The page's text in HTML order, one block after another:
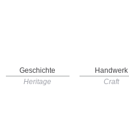
Geschichte
Handwerk
Heritage Craft